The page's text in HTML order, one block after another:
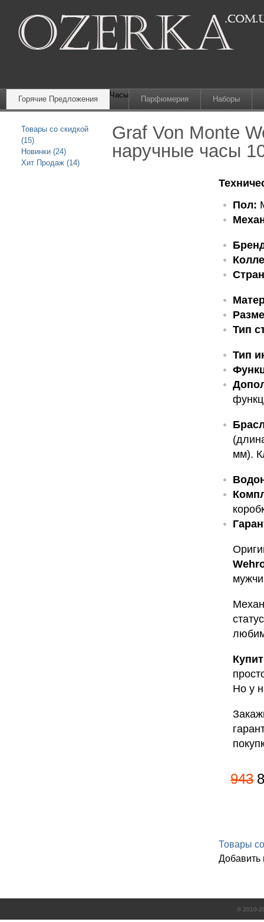
Горячие Предложения Часы Парфюмерия Наборы
Товары со скидкой
(15)
Новинки (24)
Хит Продаж (14)
Graf Von Monte
наручные часы
Пол:
Тип
Тип
мм).
Но у
943
Товары
Добавить
© 2010-